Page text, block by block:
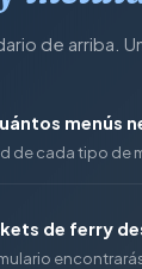
de arriba.
menús
de cada tipo de
de ferry